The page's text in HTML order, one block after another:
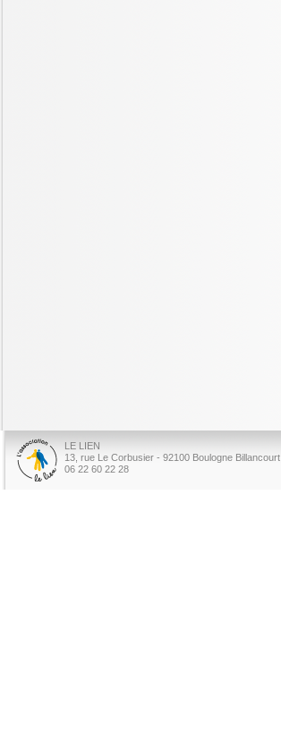
LE LIEN
13, rue Le Corbusier - 92100 Boulogne Billancourt
06 22 60 22 28